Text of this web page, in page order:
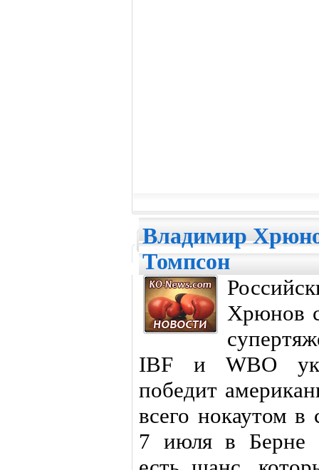
Владимир
Томпсон
Хрюнов
IBF и WBO
победит
всего нокаутом в
7 июля в Берне